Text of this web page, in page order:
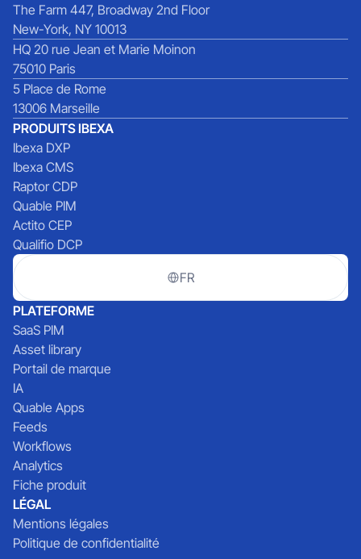
The Farm 447, Broadway 2nd Floor
New-York, NY 10013
HQ 20 rue Jean et Marie Moinon
75010 Paris
5 Place de Rome
13006 Marseille
PRODUITS IBEXA
Ibexa DXP
Ibexa CMS
Raptor CDP
Quable PIM
Actito CEP
Qualifio DCP
FR
PLATEFORME
SaaS PIM
Asset library
Portail de marque
IA
Quable Apps
Feeds
Workflows
Analytics
Fiche produit
LÉGAL
Mentions légales
Politique de confidentialité